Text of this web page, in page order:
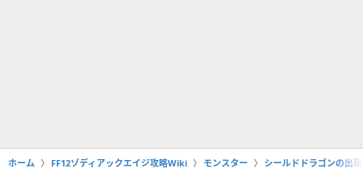
ホーム FF12ゾディアックエイジ攻略Wiki モンスター シールドドラゴンの出